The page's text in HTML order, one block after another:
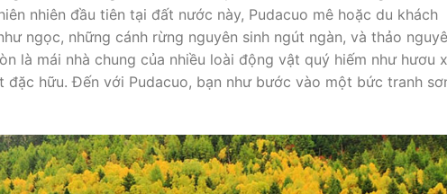
nhiên đầu tiên tại đất nước này, Pudacuo mê hoặc du khách
ngọc, những cánh rừng nguyên sinh ngút ngàn, và thảo
là mái nhà chung của nhiều loài động vật quý hiếm như hươu
hữu. Đến với Pudacuo, bạn như bước vào một bức tranh